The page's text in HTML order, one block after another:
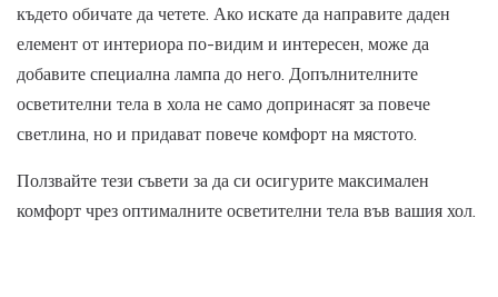
където обичате да четете. Ако искате да направите даден
елемент от интериора по-видим и интересен, може да
добавите специална лампа до него. Допълнителните
осветителни тела в хола не само допринасят за повече
светлина, но и придават повече комфорт на мястото.
Ползвайте тези съвети за да си осигурите максимален
комфорт чрез оптималните осветителни тела във вашия хол.